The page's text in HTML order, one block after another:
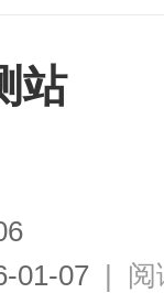
站
01-07 | 阅